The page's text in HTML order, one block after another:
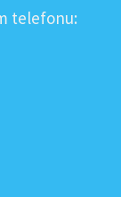
telefonu: